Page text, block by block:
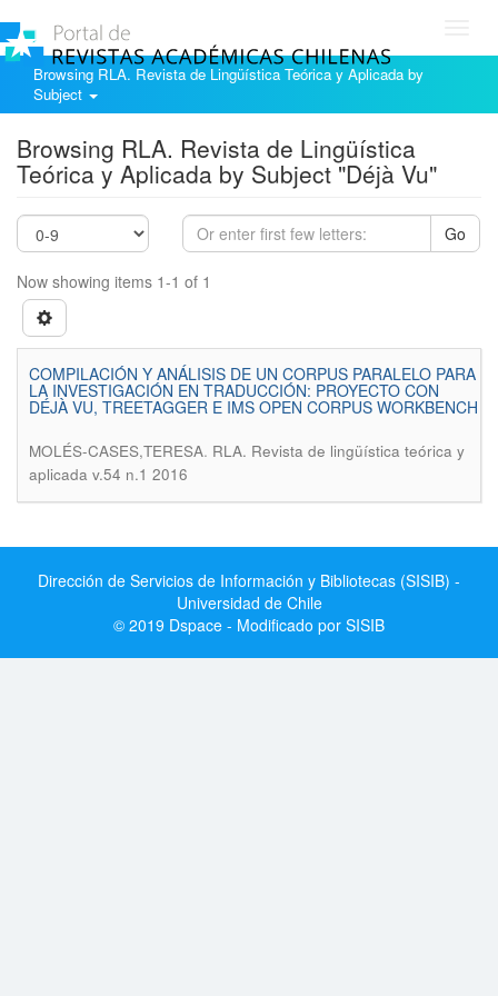
Browsing RLA. Revista de Lingüística Teórica y Aplicada by
Subject
Browsing RLA. Revista de Lingüística
Teórica y Aplicada by Subject "Déjà Vu"
Go
Now showing items 1-1 of 1
COMPILACIÓN Y ANÁLISIS DE UN CORPUS PARALELO PARA
LA INVESTIGACIÓN EN TRADUCCIÓN: PROYECTO CON
DÉJÀ VU, TREETAGGER E IMS OPEN CORPUS WORKBENCH
MOLÉS-CASES,TERESA. RLA. Revista de lingüística teórica y
aplicada v.54 n.1 2016
Dirección de Servicios de Información y Bibliotecas (SISIB) -
Universidad de Chile
© 2019 Dspace - Modificado por SISIB